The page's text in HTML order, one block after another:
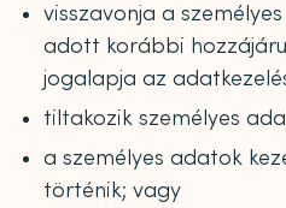
visszavonja a
adott korábbi
jogalapja az
tiltakozik személyes
a személyes adatok
történik; vagy